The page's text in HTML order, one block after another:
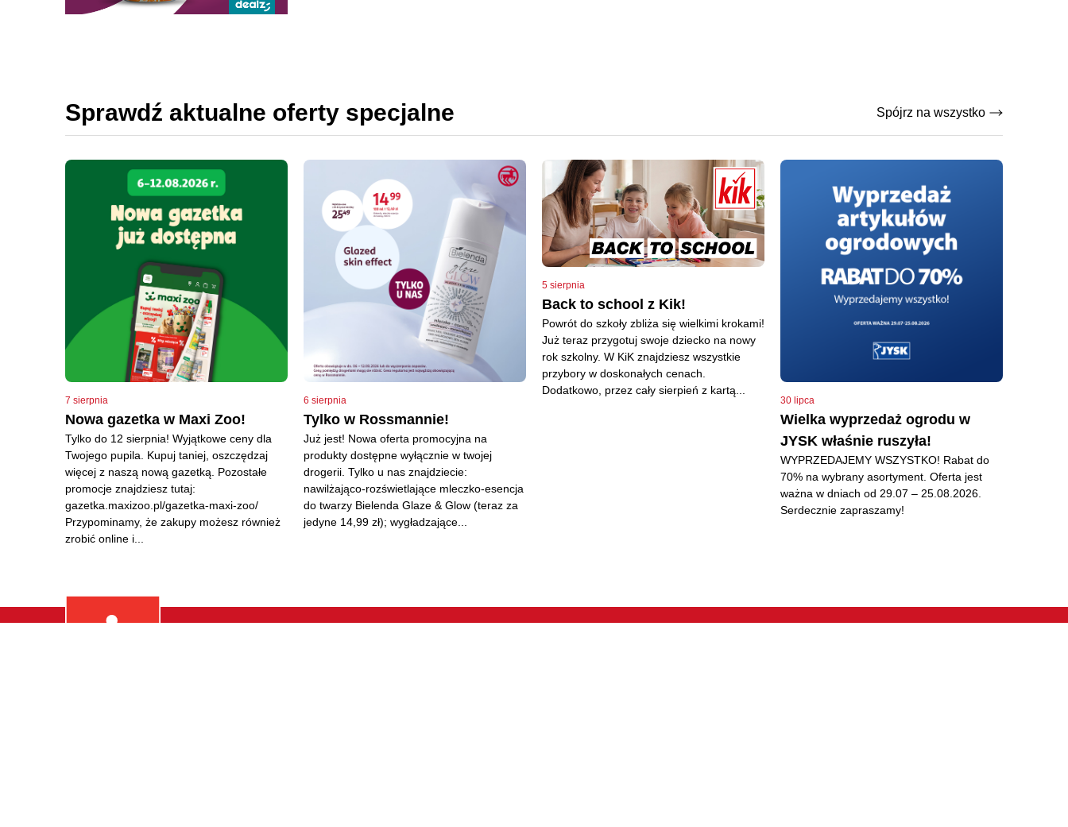
Sprawdź aktualne oferty specjalne Spójrz na wszystko
7 sierpnia
Nowa gazetka w Maxi Zoo!
Tylko do 12 sierpnia! Wyjątkowe ceny dla
Twojego pupila. Kupuj taniej, oszczędzaj
więcej z naszą nową gazetką. Pozostałe
promocje znajdziesz tutaj:
gazetka.maxizoo.pl/gazetka-maxi-zoo/
Przypominamy, że zakupy możesz również
zrobić online i...
6 sierpnia
Tylko w Rossmannie!
Już jest! Nowa oferta promocyjna na
produkty dostępne wyłącznie w twojej
drogerii. Tylko u nas znajdziecie:
nawilżająco-rozświetlające mleczko-esencja
do twarzy Bielenda Glaze & Glow (teraz za
jedyne 14,99 zł); wygładzające...
5 sierpnia
Back to school z Kik!
Powrót do szkoły zbliża się wielkimi krokami!
Już teraz przygotuj swoje dziecko na nowy
rok szkolny. W KiK znajdziesz wszystkie
przybory w doskonałych cenach.
Dodatkowo, przez cały sierpień z kartą...
30 lipca
Wielka wyprzedaż ogrodu w
JYSK właśnie ruszyła!
WYPRZEDAJEMY WSZYSTKO! Rabat do
70% na wybrany asortyment. Oferta jest
ważna w dniach od 29.07 – 25.08.2026.
Serdecznie zapraszamy!